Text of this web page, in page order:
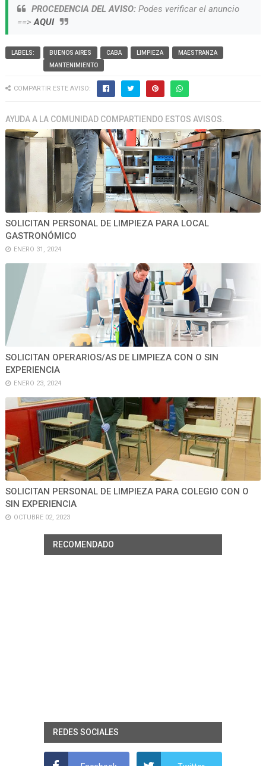
PROCEDENCIA DEL AVISO:Podes verificar el anuncio
==>AQUI
LABELS: BUENOS AIRES CABA LIMPIEZA
MAESTRANZA
MANTENIMIENTO
COMPARTIR ESTE AVISO:
AYUDA A LA COMUNIDAD COMPARTIENDO ESTOS AVISOS.
SOLICITAN PERSONAL DE LIMPIEZA PARA LOCAL
GASTRONÓMICO
ENERO 31, 2024
SOLICITAN OPERARIOS/AS DE LIMPIEZA CON O SIN
EXPERIENCIA
ENERO 23, 2024
SOLICITAN PERSONAL DE LIMPIEZA PARA COLEGIO CON O
SIN EXPERIENCIA
OCTUBRE 02, 2023
RECOMENDADO
REDES SOCIALES